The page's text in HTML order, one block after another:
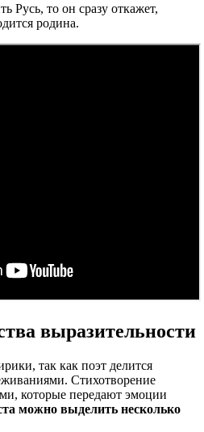
Русь, то он сразу откажет,
родина.
выразительности
так как поэт делится
Стихотворение
которые передают эмоции
можно выделить несколько